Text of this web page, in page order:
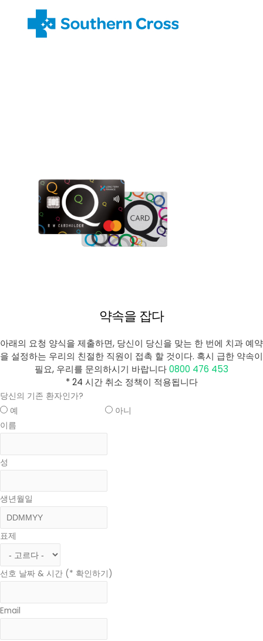
약속을 잡다
아래의 요청 양식을 제출하면, 당신이 당신을 맞는 한 번에 치과 예약
을 설정하는 우리의 친절한 직원이 접촉 할 것이다. 혹시 급한 약속이
필요, 우리를 문의하시기 바랍니다0800 476 453
* 24 시간 취소 정책이 적용됩니다
당신의 기존 환자인가?
예
아니
이름
성
생년월일
표제
선호 날짜 & 시간 (* 확인하기)
Email